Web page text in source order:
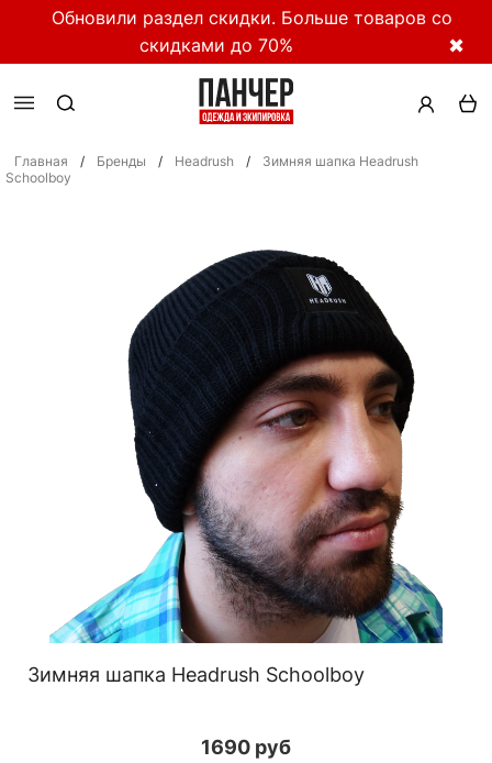
Обновили раздел скидки. Больше товаров со
скидками до 70%
✖
Главная / Бренды / Headrush /
Зимняя шапка Headrush
Schoolboy
Зимняя шапка Headrush Schoolboy
1690 руб